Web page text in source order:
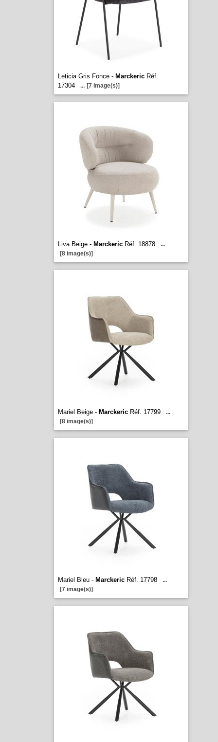
Leticia Gris Fonce - MarckericRéf.
17304
... [7 image(s)]
Liva Beige - MarckericRéf. 18878
...
[8 image(s)]
Mariel Beige - MarckericRéf. 17799
...
[8 image(s)]
Mariel Bleu - MarckericRéf. 17798
...
[7 image(s)]